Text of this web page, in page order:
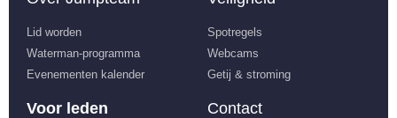
Lid worden
Waterman-programma
Evenementen kalender
Spotregels
Webcams
Getij & stroming
Voor leden Contact